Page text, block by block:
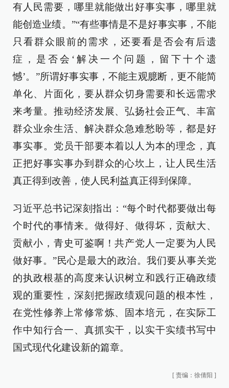
有人民需要，哪里就能做出好事实事，哪里就
能创造业绩。”“有些事情是不是好事实事，不能
只看群众眼前的需求，还要看是否会有后遗
症，是否会‘解决一个问题，留下十个遗
憾’。”所谓好事实事，不能主观臆断，更不能简
单化、片面化，要从群众切身需要和长远需求
来考量。推动经济发展、弘扬社会正气、丰富
群众业余生活、解决群众急难愁盼等，都是好
事实事。党员干部要本着以人为本的理念，真
正把好事实事办到群众的心坎上，让人民生活
真正得到改善，使人民利益真正得到保障。
习近平总书记深刻指出：“每个时代都要做出每
个时代的事情来。做得好、做得坏，贡献大、
贡献小，青史可鉴啊！共产党人一定要为人民
做好事。”民心是最大的政治。我们要从事关党
的执政根基的高度来认识树立和践行正确政绩
观的重要性，深刻把握政绩观问题的根本性，
在党性修养上常修常炼、固本培元，在实际工
作中知行合一、真抓实干，以实干实绩书写中
国式现代化建设新的篇章。
[ 责编：徐倩阳 ]